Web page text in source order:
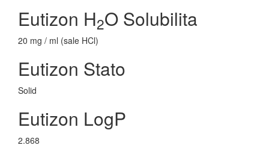
Eutizon H2O Solubilita
20 mg / ml (sale HCl)
Eutizon Stato
Solid
Eutizon LogP
2.868